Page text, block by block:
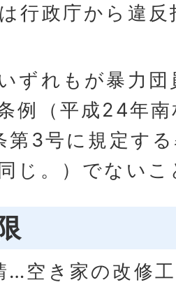
行政庁から違
ずれもが暴力
例（平成24年
第3号に規定す
じ。）でないこ
…空き家の改修